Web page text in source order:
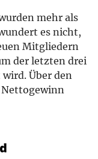
mehr als
es nicht,
Mitgliedern
der letzten drei
Über den
Nettogewinn